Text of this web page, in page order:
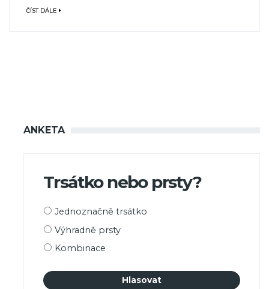
ČÍST DÁLE
ANKETA
Trsátko nebo prsty?
Možnosti
Jednoznačně trsátko
Výhradně prsty
Kombinace